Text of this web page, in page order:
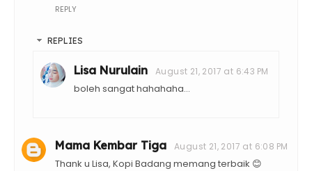
REPLY
REPLIES
Lisa Nurulain August 21, 2017 at 6:43 PM
boleh sangat hahahaha...
Mama Kembar Tiga August 21, 2017 at 6:08 PM
Thank u Lisa, Kopi Badang memang terbaik 😊